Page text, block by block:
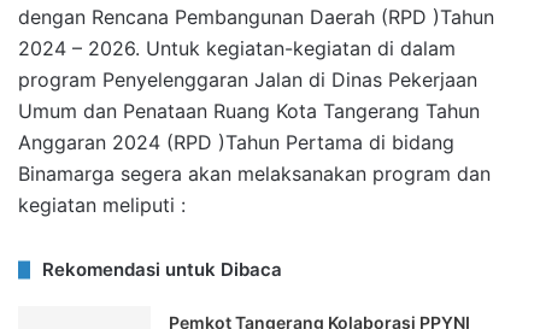
dengan Rencana Pembangunan Daerah (RPD )Tahun
2024 – 2026. Untuk kegiatan-kegiatan di dalam
program Penyelenggaran Jalan di Dinas Pekerjaan
Umum dan Penataan Ruang Kota Tangerang Tahun
Anggaran 2024 (RPD )Tahun Pertama di bidang
Binamarga segera akan melaksanakan program dan
kegiatan meliputi :
Rekomendasi untuk Dibaca
Pemkot Tangerang Kolaborasi PPYNI